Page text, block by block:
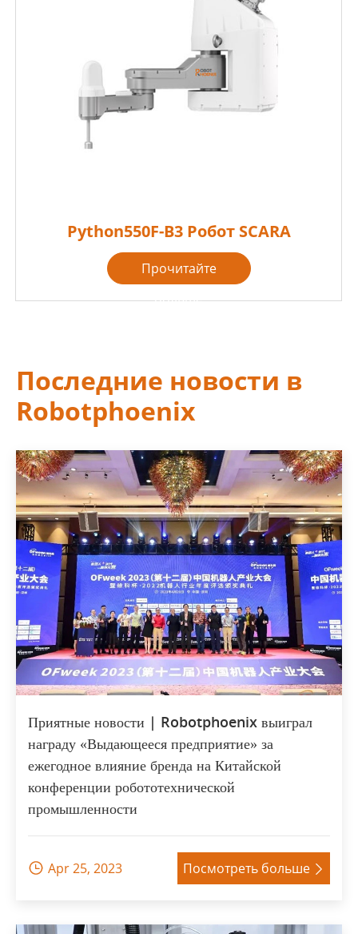
Python550F-B3 Робот SCARA
Прочитайте
больше
Последние новости в
Robotphoenix
Приятные новости | Robotphoenix выиграл
награду «Выдающееся предприятие» за
ежегодное влияние бренда на Китайской
конференции робототехнической
промышленности
 Apr 25, 2023 Посмотреть больше 